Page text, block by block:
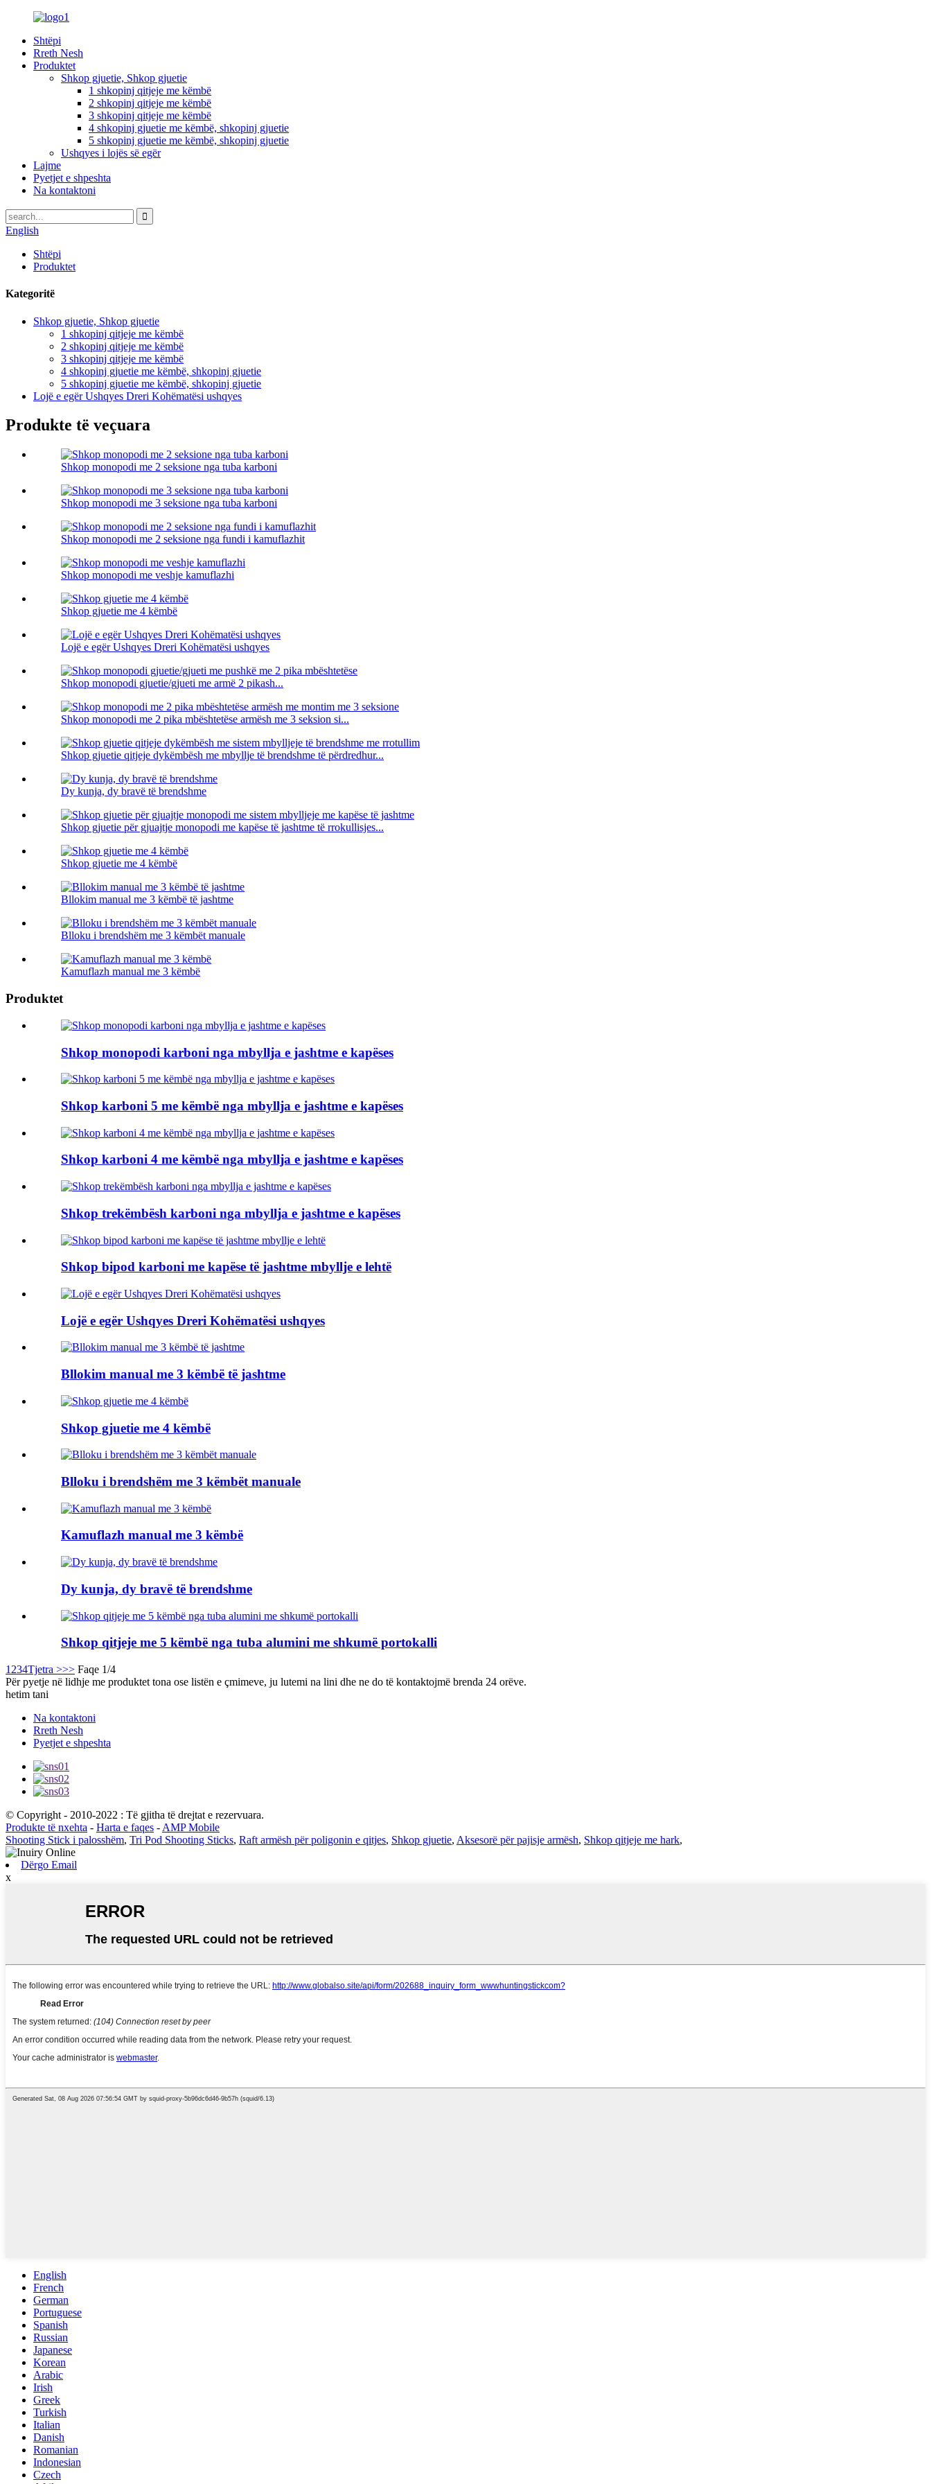
Shtëpi
Rreth Nesh
Produktet
Shkop gjuetie, Shkop gjuetie
1 shkopinj qitjeje me këmbë
2 shkopinj qitjeje me këmbë
3 shkopinj qitjeje me këmbë
4 shkopinj gjuetie me këmbë, shkopinj gjuetie
5 shkopinj gjuetie me këmbë, shkopinj gjuetie
Ushqyes i lojës së egër
Lajme
Pyetjet e shpeshta
Na kontaktoni
English
Shtëpi
Produktet
Kategoritë
Shkop gjuetie, Shkop gjuetie
1 shkopinj qitjeje me këmbë
2 shkopinj qitjeje me këmbë
3 shkopinj qitjeje me këmbë
4 shkopinj gjuetie me këmbë, shkopinj gjuetie
5 shkopinj gjuetie me këmbë, shkopinj gjuetie
Lojë e egër Ushqyes Dreri Kohëmatësi ushqyes
Produkte të veçuara
Shkop monopodi me 2 seksione nga tuba karboni
Shkop monopodi me 3 seksione nga tuba karboni
Shkop monopodi me 2 seksione nga fundi i kamuflazhit
Shkop monopodi me veshje kamuflazhi
Shkop gjuetie me 4 këmbë
Lojë e egër Ushqyes Dreri Kohëmatësi ushqyes
Shkop monopodi gjuetie/gjueti me armë 2 pikash...
Shkop monopodi me 2 pika mbështetëse armësh me 3 seksion si...
Shkop gjuetie qitjeje dykëmbësh me mbyllje të brendshme të përdredhur...
Dy kunja, dy bravë të brendshme
Shkop gjuetie për gjuajtje monopodi me kapëse të jashtme të rrokullisjes...
Shkop gjuetie me 4 këmbë
Bllokim manual me 3 këmbë të jashtme
Blloku i brendshëm me 3 këmbët manuale
Kamuflazh manual me 3 këmbë
Produktet
Shkop monopodi karboni nga mbyllja e jashtme e kapëses
Shkop karboni 5 me këmbë nga mbyllja e jashtme e kapëses
Shkop karboni 4 me këmbë nga mbyllja e jashtme e kapëses
Shkop trekëmbësh karboni nga mbyllja e jashtme e kapëses
Shkop bipod karboni me kapëse të jashtme mbyllje e lehtë
Lojë e egër Ushqyes Dreri Kohëmatësi ushqyes
Bllokim manual me 3 këmbë të jashtme
Shkop gjuetie me 4 këmbë
Blloku i brendshëm me 3 këmbët manuale
Kamuflazh manual me 3 këmbë
Dy kunja, dy bravë të brendshme
Shkop qitjeje me 5 këmbë nga tuba alumini me shkumë portokalli
1 234Tjetra >>> Faqe 1/4
Për pyetje në lidhje me produktet tona ose listën e çmimeve, ju lutemi na lini dhe ne do të kontaktojmë brenda 24 orëve.
hetim tani
Na kontaktoni
Rreth Nesh
Pyetjet e shpeshta
© Copyright - 2010-2022 : Të gjitha të drejtat e rezervuara.
Produkte të nxehta - Harta e faqes - AMP Mobile
Shooting Stick i palosshëm, Tri Pod Shooting Sticks, Raft armësh për poligonin e qitjes, Shkop gjuetie, Aksesorë për pajisje armësh, Shkop qitjeje me hark,
Dërgo Email
x
English
French
German
Portuguese
Spanish
Russian
Japanese
Korean
Arabic
Irish
Greek
Turkish
Italian
Danish
Romanian
Indonesian
Czech